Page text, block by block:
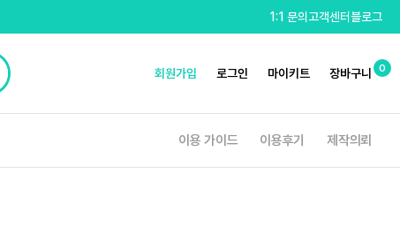
1:1 문의고객센터블로그
회원가입 로그인 마이키트 장바구니 0
이용 가이드 이용후기 제작의뢰